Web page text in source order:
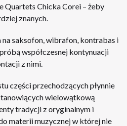
Quartets Chicka Corei – żeby
znanych.
saksofon, wibrafon, kontrabas i
współczesnej kontynuacji
z nimi.
części przechodzących płynnie
wielowątkową
tradycji z oryginalnym i
materii muzycznej w której nie